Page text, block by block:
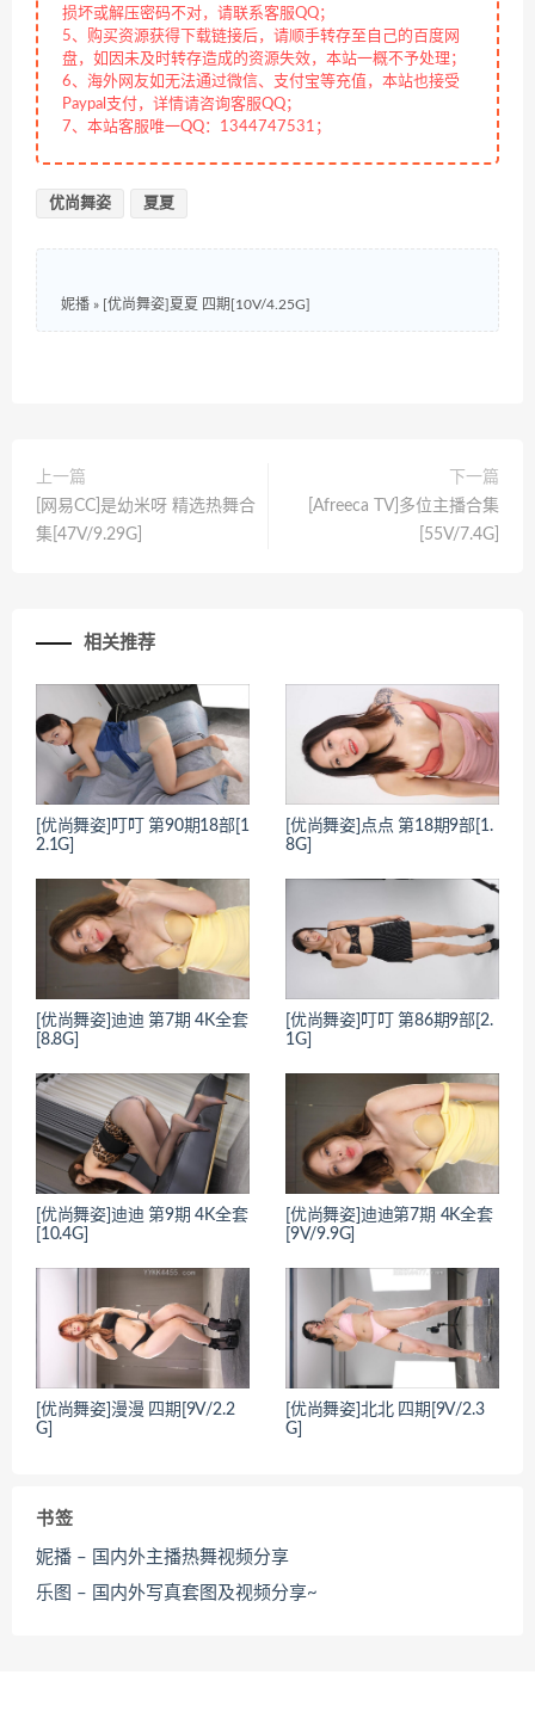
损坏或解压密码不对，请联系客服QQ；
5、购买资源获得下载链接后，请顺手转存至自己的百度网
盘，如因未及时转存造成的资源失效，本站一概不予处理；
6、海外网友如无法通过微信、支付宝等充值，本站也接受
Paypal支付，详情请咨询客服QQ；
7、本站客服唯一QQ：1344747531；
优尚舞姿 夏夏
妮播 » [优尚舞姿]夏夏 四期[10V/4.25G]
上一篇
[网易CC]是幼米呀 精选热舞合
集[47V/9.29G]
下一篇
[Afreeca TV]多位主播合集
[55V/7.4G]
相关推荐
[优尚舞姿]叮叮 第90期18部[1
2.1G]
[优尚舞姿]点点 第18期9部[1.
8G]
[优尚舞姿]迪迪 第7期 4K全套
[8.8G]
[优尚舞姿]叮叮 第86期9部[2.
1G]
[优尚舞姿]迪迪 第9期 4K全套
[10.4G]
[优尚舞姿]迪迪第7期 4K全套
[9V/9.9G]
[优尚舞姿]漫漫 四期[9V/2.2
G]
[优尚舞姿]北北 四期[9V/2.3
G]
书签
妮播 – 国内外主播热舞视频分享
乐图 – 国内外写真套图及视频分享~